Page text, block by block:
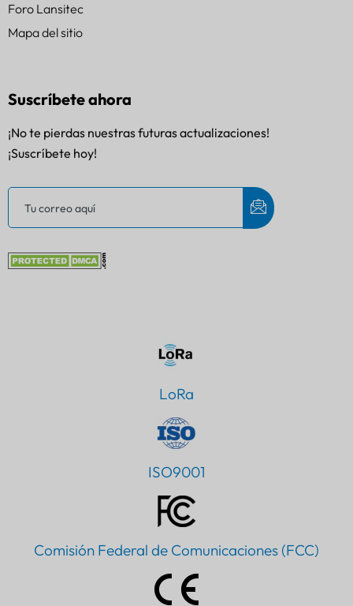
Foro Lansitec
Mapa del sitio
Suscríbete ahora
¡No te pierdas nuestras futuras actualizaciones!
¡Suscríbete hoy!
LoRa
ISO9001
Comisión Federal de Comunicaciones (FCC)